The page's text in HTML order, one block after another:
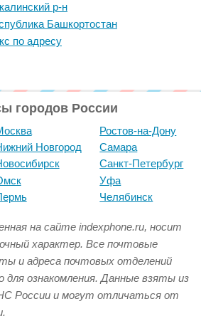
р-н
Башкортостан
по адресу
городов России
Новгород
Ростов-на-Дону
Самара
Санкт-Петербург
Уфа
Челябинск
на сайте indexphone.ru, носит
характер. Все почтовые
и адреса почтовых отделений
для ознакомления. Данные взяты из
России и могут отличаться от